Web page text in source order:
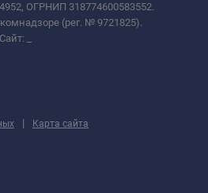
ОГРНИП 318774600583552.
(рег. № 9721825).
Сайт:
| Карта сайта